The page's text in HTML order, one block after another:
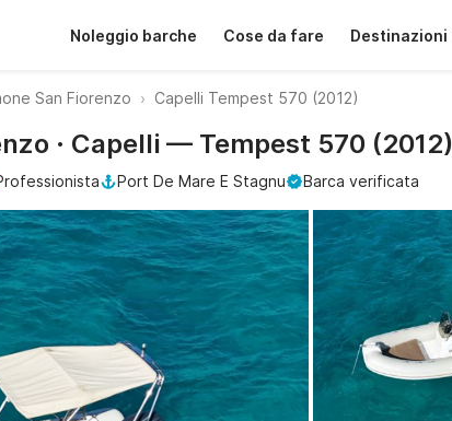
Noleggio barche Cose da fare Destinazioni
San Fiorenzo Capelli Tempest 570 (2012)
· Capelli — Tempest 570 (2012)
Port De Mare E Stagnu Barca verificata